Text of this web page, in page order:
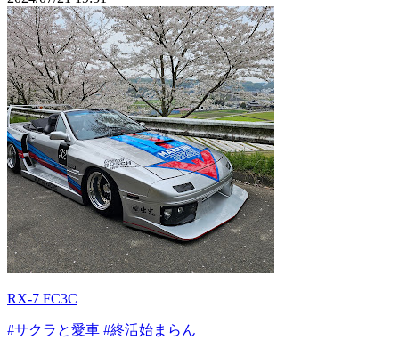
RX-7 FC3C
#サクラと愛車 #終活始まらん